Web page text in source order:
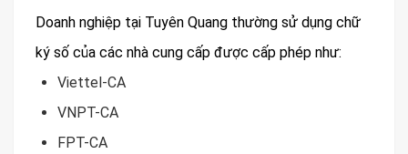
Doanh nghiệp tại Tuyên Quang thường sử dụng chữ
ký số của các nhà cung cấp được cấp phép như:
Viettel-CA
VNPT-CA
FPT-CA